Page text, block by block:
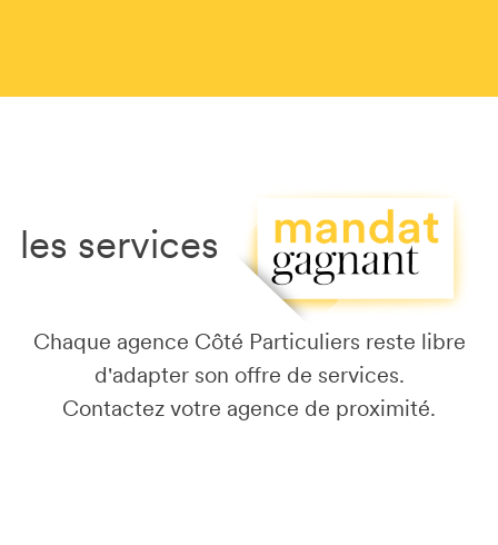
les services
Chaque agence Côté Particuliers reste libre
d'adapter son offre de services.
Contactez votre agence de proximité.